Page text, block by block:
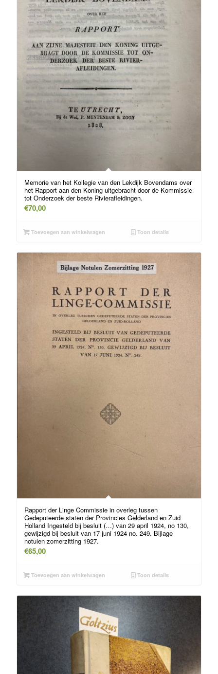
Memorie van het Kollegie van den Lekdijk Bovendams over
het Rapport aan den Koning uitgebracht door de Kommissie
tot Onderzoek der beste Rivierafleidingen.
€70,00
Toevoegen aan winkelwagen Toon details
Rapport der Linge Commissie in overleg tussen
Gedeputeerde staten der Provincies Gelderland en Zuid
Holland Ingesteld bij besluit (…) van 29 april 1924, no 130,
gewijzigd bij besluit van 17 juni 1924 no. 249. Bijlage
notulen zomerzitting 1927.
€65,00
Toevoegen aan winkelwagen Toon details